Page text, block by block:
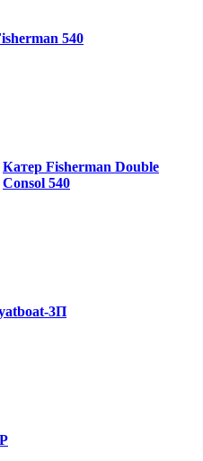
540
Катер Fisherman Double
Consol 540
3П